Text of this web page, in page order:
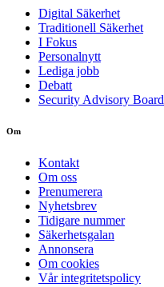
Digital Säkerhet
Traditionell Säkerhet
I Fokus
Personalnytt
Lediga jobb
Debatt
Security Advisory Board
Om
Kontakt
Om oss
Prenumerera
Nyhetsbrev
Tidigare nummer
Säkerhetsgalan
Annonsera
Om cookies
Vår integritetspolicy